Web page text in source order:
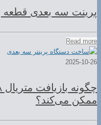
پرینت سه بعدی قطعه
Read more
2025-10-26
ممکن می‌کند؟